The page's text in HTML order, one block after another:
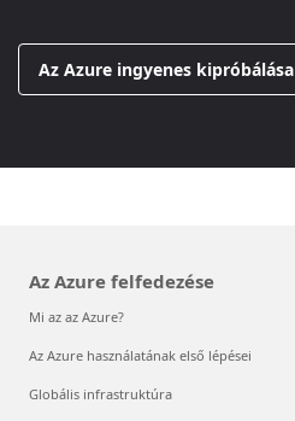
Az Azure ingyenes kipróbálása
Az Azure felfedezése
Mi az az Azure?
Az Azure használatának első lépései
Globális infrastruktúra